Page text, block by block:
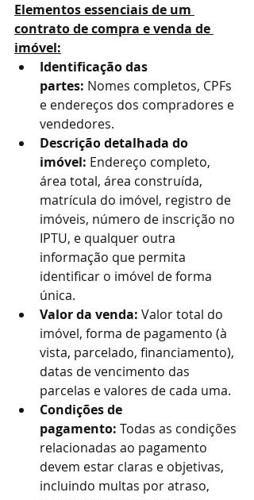
Elementos essenciais de um
contrato de compra e venda de
imóvel:
Identificação das
partes: Nomes completos, CPFs
e endereços dos compradores e
vendedores.
Descrição detalhada do
imóvel: Endereço completo,
área total, área construída,
matrícula do imóvel, registro de
imóveis, número de inscrição no
IPTU, e qualquer outra
informação que permita
identificar o imóvel de forma
única.
Valor da venda: Valor total do
imóvel, forma de pagamento (à
vista, parcelado, financiamento),
datas de vencimento das
parcelas e valores de cada uma.
Condições de
pagamento: Todas as condições
relacionadas ao pagamento
devem estar claras e objetivas,
incluindo multas por atraso,